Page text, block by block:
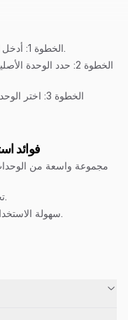
الخطوة 1: أدخل القيمة التي تريد تحويلها في حقل الإدخال.
الخطوة 2: حدد
الخطوة 3:
فوائد
مجموعة واسعة من
تحويلات دقيقة: يضمن نتائج دقيقة وموثوقة.
سهولة الاستخدام: واجهة بسيطة لتحويلات سريعة وسهلة.